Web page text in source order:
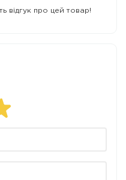
відгук про цей товар!